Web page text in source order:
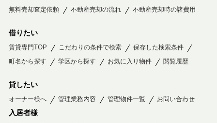
無料売却査定依頼
不動産売却の流れ 不動産売却時の諸費用
借りたい
賃貸専門TOP こだわりの条件で検索
保存した検索条件
町名から探す
学区から探す お気に入り物件 閲覧履歴
貸したい
オーナー様へ 管理業務内容 管理物件一覧 お問い合わせ
入居者様